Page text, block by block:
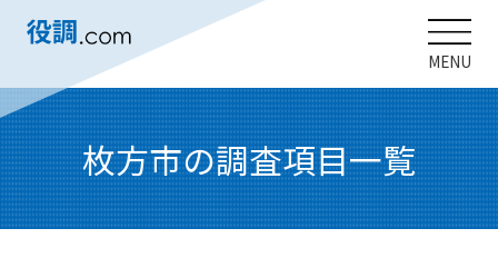
MENU
枚方市の調査項目一覧